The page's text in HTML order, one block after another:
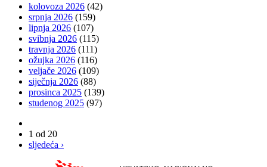
kolovoza 2026 (42)
srpnja 2026 (159)
lipnja 2026 (107)
svibnja 2026 (115)
travnja 2026 (111)
ožujka 2026 (116)
veljače 2026 (109)
siječnja 2026 (88)
prosinca 2025 (139)
studenog 2025 (97)
1 od 20
sljedeća ›